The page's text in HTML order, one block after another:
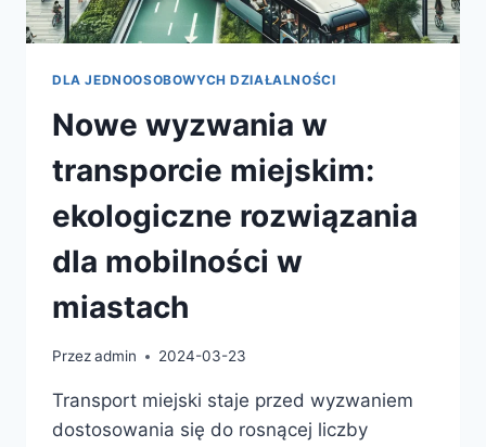
DLA JEDNOOSOBOWYCH DZIAŁALNOŚCI
Nowe wyzwania w
transporcie miejskim:
ekologiczne rozwiązania
dla mobilności w
miastach
Przezadmin 2024-03-23
Transport miejski staje przed wyzwaniem
dostosowania się do rosnącej liczby